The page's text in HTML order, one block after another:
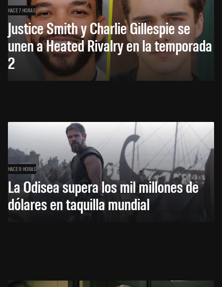
HACE 7 HORAS
Justice Smith y Charlie Gillespie se
unen a Heated Rivalry en la temporada
2
HACE 9 HORAS
La Odisea supera los mil millones de
dólares en taquilla mundial